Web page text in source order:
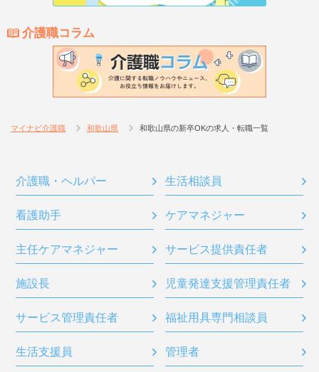
介護職コラム
マイナビ介護職 和歌山県 和歌山県の新卒OKの求人・転職一覧
介護職・ヘルパー 生活相談員
看護助手 ケアマネジャー
主任ケアマネジャー サービス提供責任者
施設長 児童発達支援管理責任者
サービス管理責任者 福祉用具専門相談員
生活支援員 管理者